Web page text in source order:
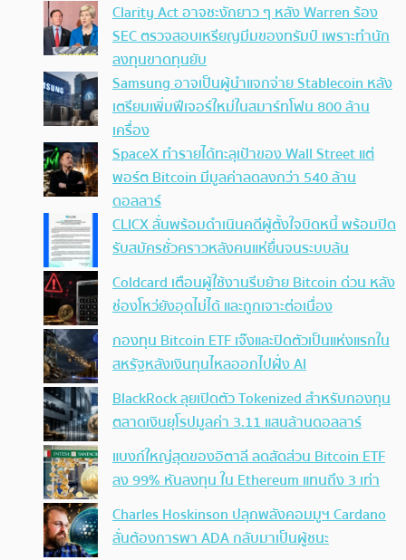
Clarity Act อาจชะงักยาว ๆ หลัง Warren ร้อง
SEC ตรวจสอบเหรียญมีมของทรัมป์ เพราะทำนัก
ลงทุนขาดทุนยับ
Samsung อาจเป็นผู้นำแจกจ่าย Stablecoin หลัง
เตรียมเพิ่มฟีเจอร์ใหม่ในสมาร์ทโฟน 800 ล้าน
เครื่อง
SpaceX ทำรายได้ทะลุเป้าของ Wall Street แต่
พอร์ต Bitcoin มีมูลค่าลดลงกว่า 540 ล้าน
ดอลลาร์
CLICX ลั่นพร้อมดำเนินคดีผู้ตั้งใจบิดหนี้ พร้อมปิด
รับสมัครชั่วคราวหลังคนแห่ยื่นจนระบบล้น
Coldcard เตือนผู้ใช้งานรีบย้าย Bitcoin ด่วน หลัง
ช่องโหว่ยังอุดไม่ได้ และถูกเจาะต่อเนื่อง
กองทุน Bitcoin ETF เจ๊งและปิดตัวเป็นแห่งแรกใน
สหรัฐหลังเงินทุนไหลออกไปฝั่ง AI
BlackRock ลุยเปิดตัว Tokenized สำหรับกองทุน
ตลาดเงินยุโรปมูลค่า 3.11 แสนล้านดอลลาร์
แบงก์ใหญ่สุดของอิตาลี ลดสัดส่วน Bitcoin ETF
ลง 99% หันลงทุน ใน Ethereum แทนถึง 3 เท่า
Charles Hoskinson ปลุกพลังคอมมูฯ Cardano
ลั่นต้องการพา ADA กลับมาเป็นผู้ชนะ